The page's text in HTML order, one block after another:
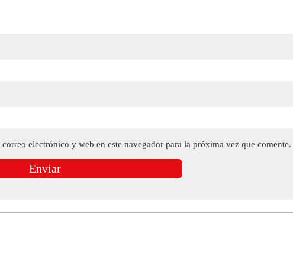
electrónico y web en este navegador para la próxima vez que comente.